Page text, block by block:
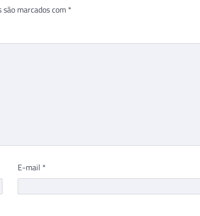
marcados com *
E-mail *